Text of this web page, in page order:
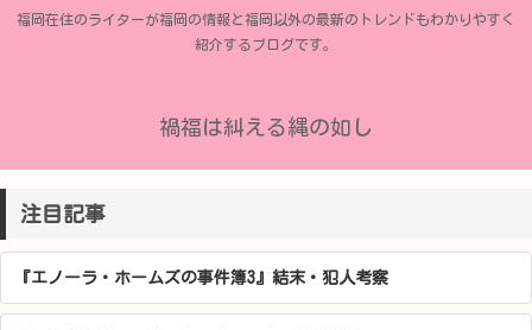
福岡在住のライターが福岡の情報と福岡以外の最新のトレンドもわかりやすく
紹介するブログです。
禍福は糾える縄の如し
注目記事
『エノーラ・ホームズの事件簿3』結末・犯人考察